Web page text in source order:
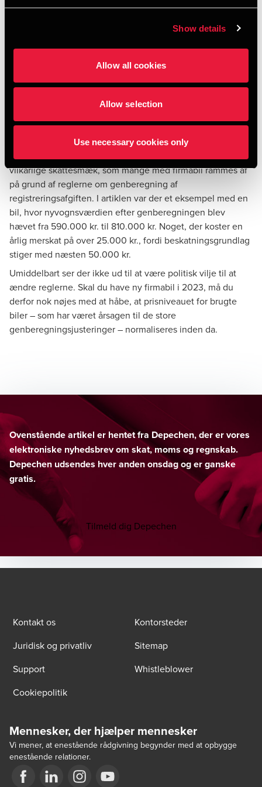
Show details
Allow all cookies
Allow selection
Use necessary cookies only
elbiler, jf.denne artikelom ændringerne.
Som følge af valgudskrivelsen nåede den politiske aftale
er derfor ikke trådt i kraft. Den nye regering har endnu ikke
meldt ud, hvilke planer den har på firmabilområdet, men
det kan næppe udelukkes, at ændringen rent faktisk ender
Genberegning af registreringsafgift
Dagbladet Børsen bragte for nylig en artikel om det
vilkårlige skattesmæk, som mange med firmabil rammes af
på grund af reglerne om genberegning af
registreringsafgiften. I artiklen var der et eksempel med en
bil, hvor nyvognsværdien efter genberegningen blev
hævet fra 590.000 kr. til 810.000 kr. Noget, der koster en
årlig merskat på over 25.000 kr., fordi beskatningsgrundlag
stiger med næsten 50.000 kr.
Umiddelbart ser der ikke ud til at være politisk vilje til at
ændre reglerne. Skal du have ny firmabil i 2023, må du
derfor nok nøjes med at håbe, at prisniveauet for brugte
biler – som har været årsagen til de store
genberegningsjusteringer – normaliseres inden da.
Ovenstående artikel er hentet fra Depechen, der er vores
elektroniske nyhedsbrev om skat, moms og regnskab.
Depechen udsendes hver anden onsdag og er ganske
gratis.
Tilmeld dig Depechen
Kontakt os
Kontorsteder
Juridisk og privatliv
Sitemap
Support
Whistleblower
Cookiepolitik
Mennesker, der hjælper mennesker
Vi mener, at enestående rådgivning begynder med at opbygge
enestående relationer.